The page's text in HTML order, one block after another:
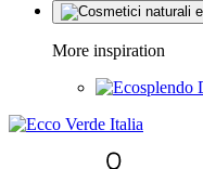
More inspiration